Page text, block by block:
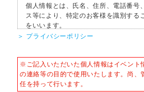
個人情報とは、氏名、住所、電話番号
ス等により、特定のお客様を識別する
をいいます。
かつ適正な方法によりお客様の個人情
す。
＞ プライバシーポリシー
※ご記入いただいた個人情報はイベント
の連絡等の目的で使用いたします。尚、
任を持って行います。